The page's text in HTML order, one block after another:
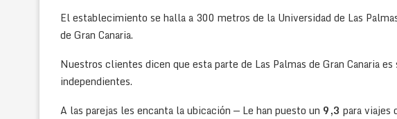
El establecimiento se halla a 300 metros de la Universidad de Las
de Gran Canaria.
Nuestros clientes dicen que esta parte de Las Palmas de Gran Canaria
independientes.
A las parejas les encanta la ubicación — Le han puesto un 9,3 para viajes